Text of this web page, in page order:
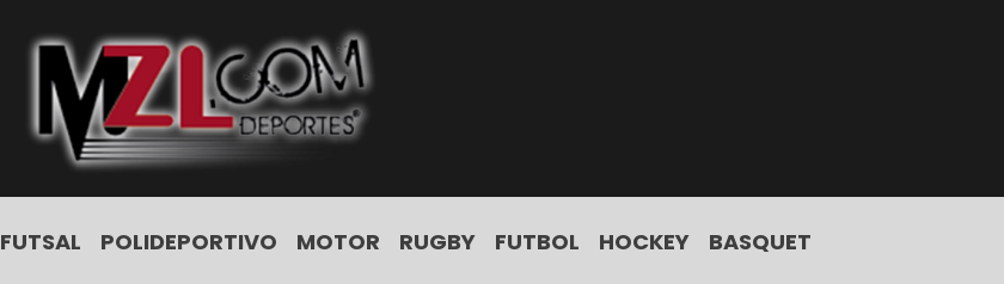
FUTSAL POLIDEPORTIVO MOTOR RUGBY FUTBOL HOCKEY BASQUET